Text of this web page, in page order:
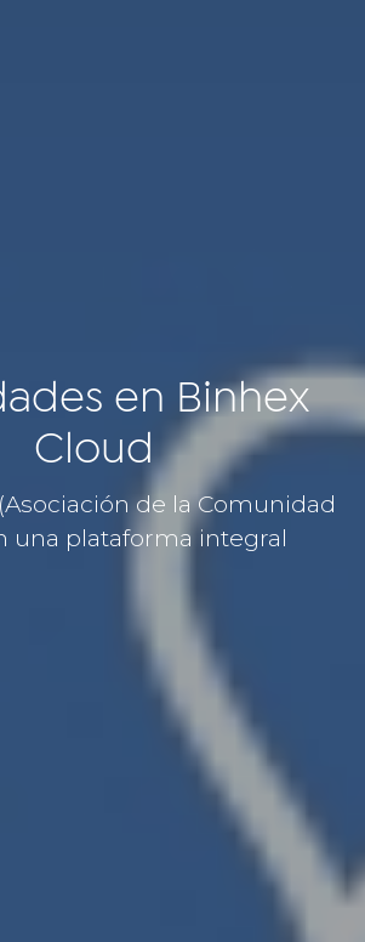
en Binhex
Cloud
de la Comunidad
una plataforma integral